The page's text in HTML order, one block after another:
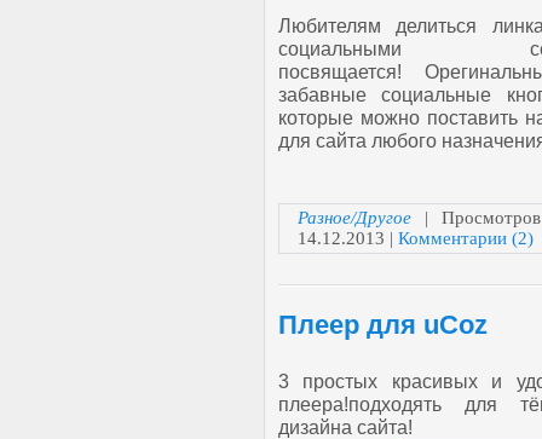
Любителям делиться
социальными
посвящается!
забавные социальные
которые можно поставить
для сайта любого
Разное/Другое |
14.12.2013 | Комментарии (2)
Плеер для uCoz
3 простых красивых и
плеера!подходять для
дизайна сайта!